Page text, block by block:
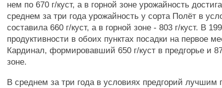
нем по 670 г/куст, а в горной зоне урожайность
среднем за три года урожайность у сорта Полёт в
составила 660 г/куст, а в горной зоне - 803 г/куст. В
продуктивности в обоих пунктах посадки на первое
Кардинал, формировавший 650 г/куст в предгорье и
зоне.
В среднем за три года в условиях предгорий лучшим